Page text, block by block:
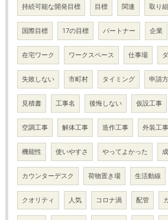
持続可能な開発目標 目標 関連 取り
国際目標 17の目標 パートナー 企業
在宅ワーク ワークスペース 仕事場
失敗しない 市町村 タイミング 申請
見積書 工事名 後悔しない 仮設工事
空調工事 解体工事 造作工事 外装工事
機能性 使いやすさ やってよかった
カウンターデスク 荷物置き場 生活動線
クオリティ 人気 コロナ渦 配管